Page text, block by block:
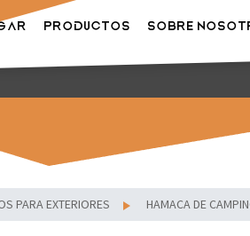
PRODUCTOS SOBRE
PARA EXTERIORES HAMACA DE